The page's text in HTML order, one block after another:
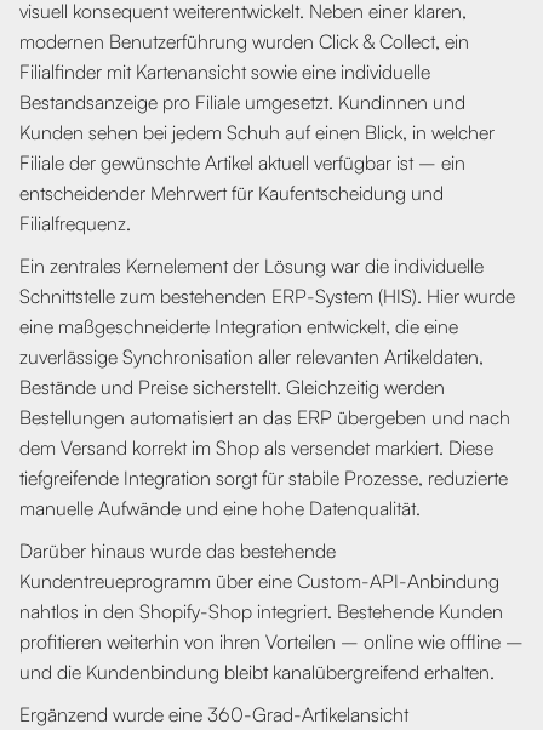
visuell konsequent weiterentwickelt. Neben einer klaren,
modernen Benutzerführung wurden Click & Collect, ein
Filialfinder mit Kartenansicht sowie eine individuelle
Bestandsanzeige pro Filiale umgesetzt. Kundinnen und
Kunden sehen bei jedem Schuh auf einen Blick, in welcher
Filiale der gewünschte Artikel aktuell verfügbar ist – ein
entscheidender Mehrwert für Kaufentscheidung und
Filialfrequenz.
Ein zentrales Kernelement der Lösung war die individuelle
Schnittstelle zum bestehenden ERP-System (HIS). Hier wurde
eine maßgeschneiderte Integration entwickelt, die eine
zuverlässige Synchronisation aller relevanten Artikeldaten,
Bestände und Preise sicherstellt. Gleichzeitig werden
Bestellungen automatisiert an das ERP übergeben und nach
dem Versand korrekt im Shop als versendet markiert. Diese
tiefgreifende Integration sorgt für stabile Prozesse, reduzierte
manuelle Aufwände und eine hohe Datenqualität.
Darüber hinaus wurde das bestehende
Kundentreueprogramm über eine Custom-API-Anbindung
nahtlos in den Shopify-Shop integriert. Bestehende Kunden
profitieren weiterhin von ihren Vorteilen – online wie offline –
und die Kundenbindung bleibt kanalübergreifend erhalten.
Ergänzend wurde eine 360-Grad-Artikelansicht